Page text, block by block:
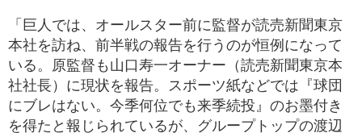
「巨人では、オールスター前に監督が読売新聞東京
本社を訪ね、前半戦の報告を行うのが恒例になって
いる。原監督も山口寿一オーナー（読売新聞東京本
社社長）に現状を報告。スポーツ紙などでは『球団
にブレはない。今季何位でも来季続投』のお墨付き
を得たと報じられているが、グループトップの渡辺